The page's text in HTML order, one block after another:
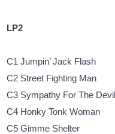
LP2
C1 Jumpin’ Jack Flash
C2 Street Fighting Man
C3 Sympathy For The Devil
C4 Honky Tonk Woman
C5 Gimme Shelter